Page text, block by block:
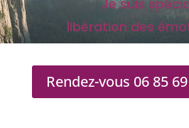
Je suis
libération des
Rendez-vous 06 85